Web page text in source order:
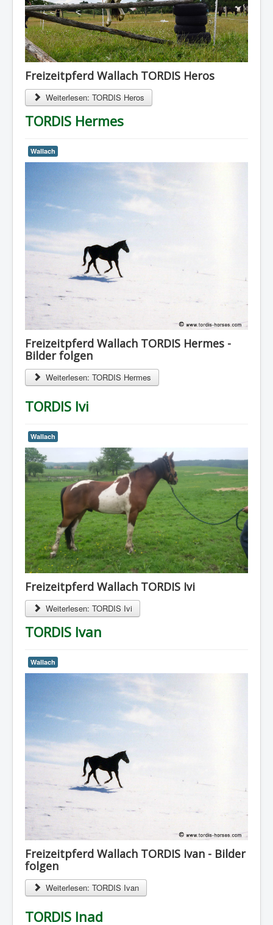
Freizeitpferd Wallach TORDIS Heros
Weiterlesen: TORDIS Heros
TORDIS Hermes
Wallach
Freizeitpferd Wallach TORDIS Hermes -
Bilder folgen
Weiterlesen: TORDIS Hermes
TORDIS Ivi
Wallach
Freizeitpferd Wallach TORDIS Ivi
Weiterlesen: TORDIS Ivi
TORDIS Ivan
Wallach
Freizeitpferd Wallach TORDIS Ivan - Bilder
folgen
Weiterlesen: TORDIS Ivan
TORDIS Inad